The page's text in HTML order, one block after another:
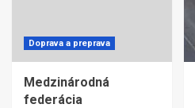
Doprava a preprava
Medzinárodná
federácia